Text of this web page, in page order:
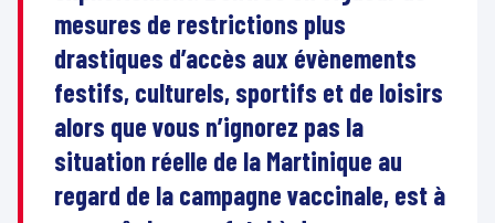
mesures de restrictions plus
drastiques d’accès aux évènements
festifs, culturels, sportifs et de loisirs
alors que vous n’ignorez pas la
situation réelle de la Martinique au
regard de la campagne vaccinale, est à